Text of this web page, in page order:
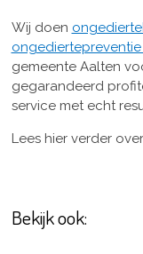
Wij doen
ongediertepreventie
gemeente Aalten
gegarandeerd
service met echt
Lees hier verder
Bekijk ook: